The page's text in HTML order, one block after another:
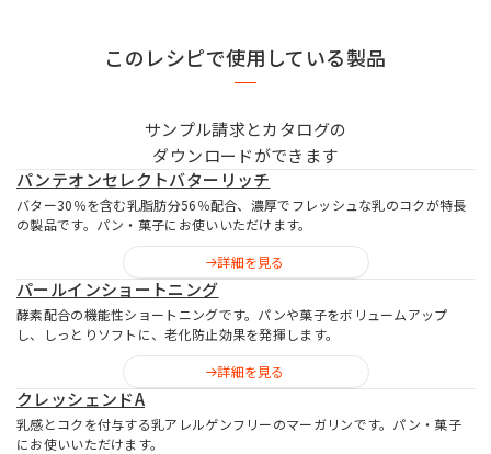
このレシピで使用している製品
サンプル請求とカタログの
ダウンロードができます
パンテオンセレクトバターリッチ
バター30％を含む乳脂肪分56％配合、濃厚でフレッシュな乳のコクが特長
の製品です。パン・菓子にお使いいただけます。
詳細を見る
パールインショートニング
酵素配合の機能性ショートニングです。パンや菓子をボリュームアップ
し、しっとりソフトに、老化防止効果を発揮します。
詳細を見る
クレッシェンドA
乳感とコクを付与する乳アレルゲンフリーのマーガリンです。パン・菓子
にお使いいただけます。